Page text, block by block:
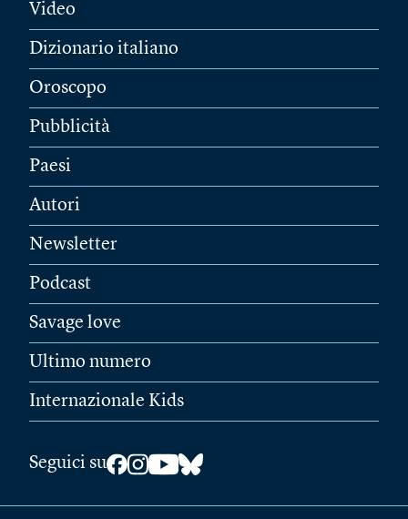
Video
Dizionario italiano
Oroscopo
Pubblicità
Paesi
Autori
Newsletter
Podcast
Savage love
Ultimo numero
Internazionale Kids
Seguici su